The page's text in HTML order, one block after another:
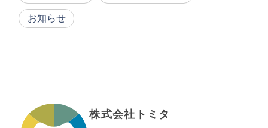
お知らせ
株式会社トミタ